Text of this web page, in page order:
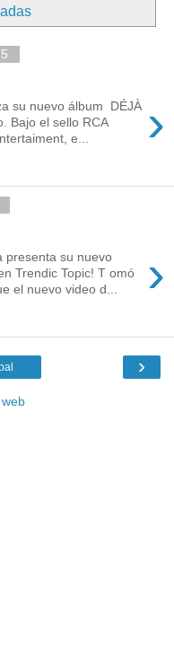
›
su nuevo álbum DÉJÀ
Bajo el sello RCA
e...
›
presenta su nuevo
Trendic Topic! T omó
el nuevo video d...
›